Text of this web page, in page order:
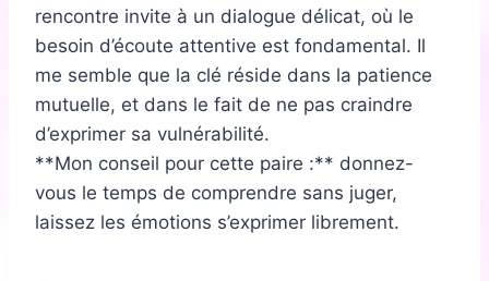
rencontre invite à un dialogue délicat, où le
besoin d’écoute attentive est fondamental. Il
me semble que la clé réside dans la patience
mutuelle, et dans le fait de ne pas craindre
d’exprimer sa vulnérabilité.
**Mon conseil pour cette paire :** donnez-
vous le temps de comprendre sans juger,
laissez les émotions s’exprimer librement.